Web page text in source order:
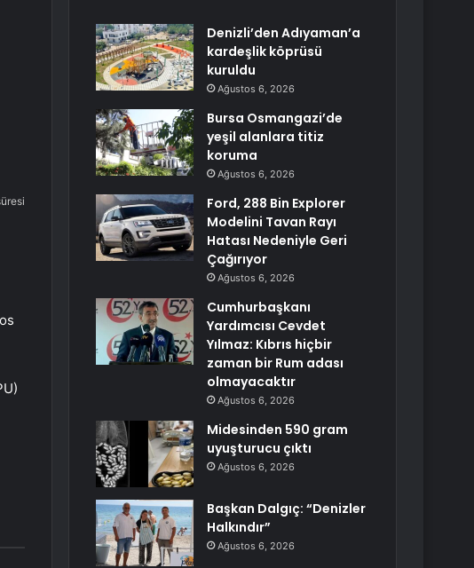
Denizli’den Adıyaman’a
kardeşlik köprüsü
kuruldu
Ağustos 6, 2026
Bursa Osmangazi’de
yeşil alanlara titiz
koruma
Ağustos 6, 2026
Ford, 288 Bin Explorer
Modelini Tavan Rayı
Hatası Nedeniyle Geri
Çağırıyor
Ağustos 6, 2026
Cumhurbaşkanı
Yardımcısı Cevdet
Yılmaz: Kıbrıs hiçbir
zaman bir Rum adası
olmayacaktır
Ağustos 6, 2026
Midesinden 590 gram
uyuşturucu çıktı
Ağustos 6, 2026
Başkan Dalgıç: “Denizler
Halkındır”
Ağustos 6, 2026